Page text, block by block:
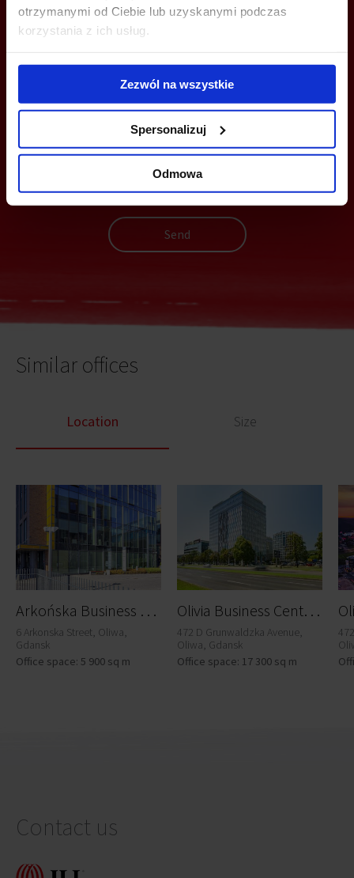
otrzymanymi od Ciebie lub uzyskanymi podczas
korzystania z ich usług.
Zezwól na wszystkie
Spersonalizuj
Odmowa
YOU CAN LEAVE YOUR PHONE NUMBER AND WE WILL CONTACT
Send
Similar offices
Location Size
A
rkońska Business Park A4
6 Arkonska Street, Oliwa,
Gdansk
Office space: 5 900 sq m
O
livia Business Centre - Olivia Six
472 D Grunwaldzka Avenue,
Oliwa, Gdansk
Office space: 17 300 sq m
Contact us